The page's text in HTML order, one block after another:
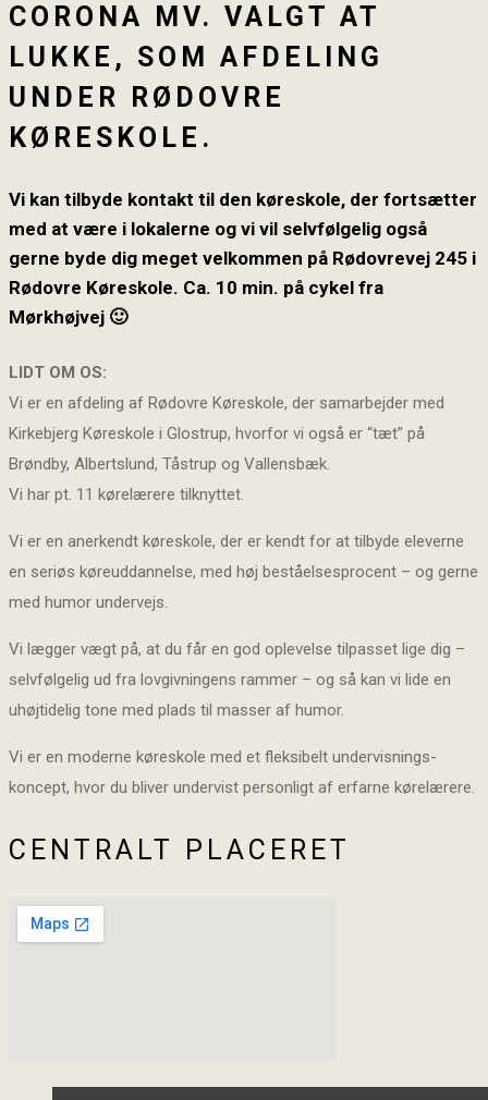
CORONA MV. VALGT AT
LUKKE, SOM AFDELING
UNDER RØDOVRE
KØRESKOLE.
Vi kan tilbyde kontakt til den køreskole, der fortsætter
med at være i lokalerne og vi vil selvfølgelig også
gerne byde dig meget velkommen på Rødovrevej 245 i
Rødovre Køreskole. Ca. 10 min. på cykel fra
Mørkhøjvej 🙂
LIDT OM OS:
Vi er en afdeling af Rødovre Køreskole, der samarbejder med
Kirkebjerg Køreskole i Glostrup, hvorfor vi også er “tæt” på
Brøndby, Albertslund, Tåstrup og Vallensbæk.
Vi har pt. 11 kørelærere tilknyttet.
Vi er en anerkendt køreskole, der er kendt for at tilbyde eleverne
en seriøs køreuddannelse, med høj beståelsesprocent – og gerne
med humor undervejs.
Vi lægger vægt på, at du får en god oplevelse tilpasset lige dig –
selvfølgelig ud fra lovgivningens rammer – og så kan vi lide en
uhøjtidelig tone med plads til masser af humor.
Vi er en moderne køreskole med et fleksibelt undervisnings-
koncept, hvor du bliver undervist personligt af erfarne kørelærere.
CENTRALT PLACERET